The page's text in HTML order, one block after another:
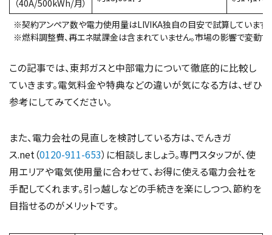
（40A/500kWh/月）
※契約アンペア数や電力使用量はLIVIKA独自の目安で試算しています。
※燃料調整費、再エネ賦課金は含まれていません。市場の影響で変動す
この記事では、東邦ガスと中部電力について徹底的に比較し
ていきます。電気料金や特典などの違いが気になる方は、ぜひ
参考にしてみてください。
また、電力会社の見直しを検討している方は、でんきガ
ス.net（0120-911-653）に相談しましょう。専門スタッフが、使
用エリアや電気使用量に合わせて、お得に使える電力会社を
手配してくれます。引っ越しなどの手続きを楽にしつつ、節約を
目指せるのがメリットです。